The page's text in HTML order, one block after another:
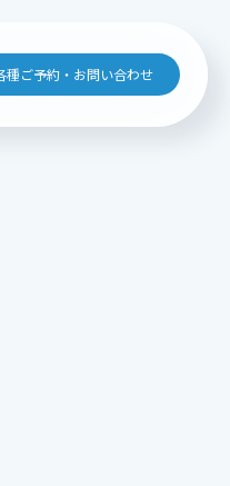
種ご予約・お問い合わせ